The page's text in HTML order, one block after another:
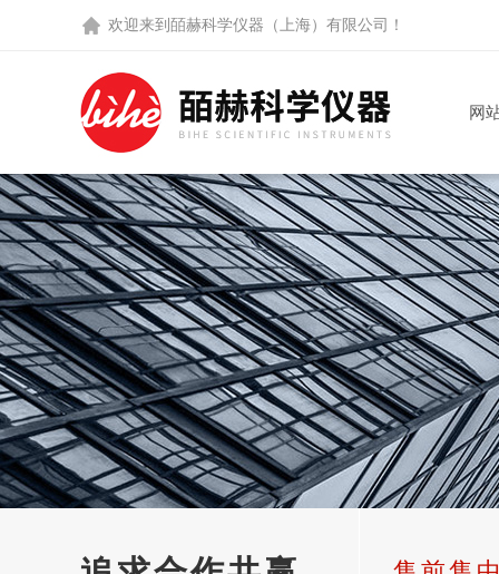
欢迎来到 皕赫科学仪器（上海）有限公司 ！
网